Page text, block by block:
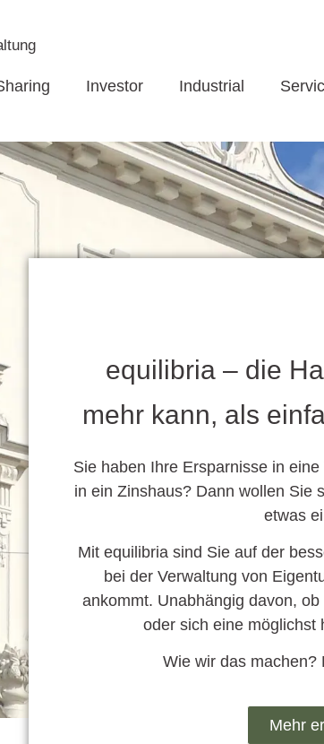
Investor Industrial
equilibria – die
mehr kann, als
Sie haben Ihre Ersparnisse in
in ein Zinshaus? Dann wollen Sie
etwas
Mit equilibria sind Sie auf der
bei der Verwaltung von
ankommt. Unabhängig davon,
oder sich eine möglichst
Wie wir das machen?
Mehr